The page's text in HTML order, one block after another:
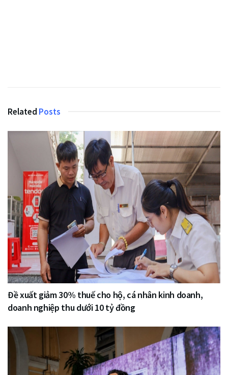
Related Posts
Đề xuất giảm 30% thuế cho hộ, cá nhân kinh doanh,
doanh nghiệp thu dưới 10 tỷ đồng